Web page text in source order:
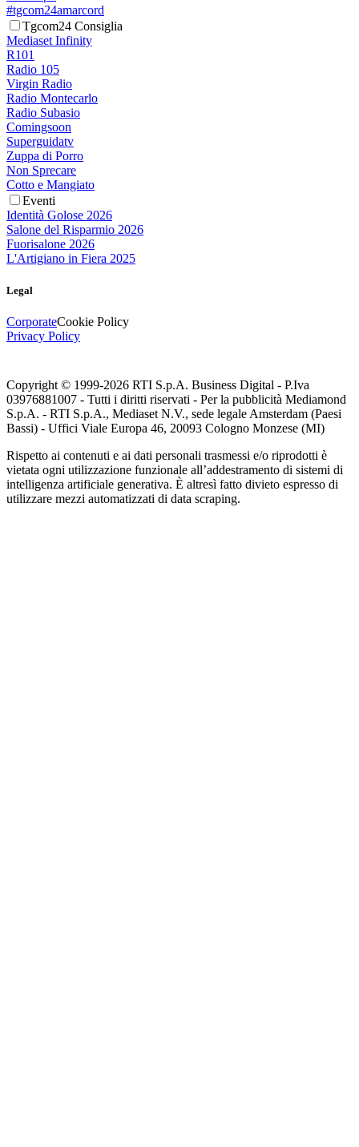
#tgcom24amarcord
Tgcom24 Consiglia
Mediaset Infinity
R101
Radio 105
Virgin Radio
Radio Montecarlo
Radio Subasio
Comingsoon
Superguidatv
Zuppa di Porro
Non Sprecare
Cotto e Mangiato
Eventi
Identità Golose 2026
Salone del Risparmio 2026
Fuorisalone 2026
L'Artigiano in Fiera 2025
Legal
CorporateCookie Policy
Privacy Policy
Copyright © 1999-2026 RTI S.p.A. Business Digital - P.Iva
03976881007 - Tutti i diritti riservati - Per la pubblicità Mediamond
S.p.A. - RTI S.p.A., Mediaset N.V., sede legale Amsterdam (Paesi
Bassi) - Uffici Viale Europa 46, 20093 Cologno Monzese (MI)
Rispetto ai contenuti e ai dati personali trasmessi e/o riprodotti è
vietata ogni utilizzazione funzionale all’addestramento di sistemi di
intelligenza artificiale generativa. È altresì fatto divieto espresso di
utilizzare mezzi automatizzati di data scraping.